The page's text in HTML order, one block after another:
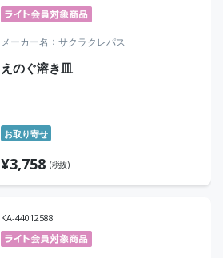
メーカー名 サクラクレパス
えのぐ溶き皿
お取り寄せ
¥3,758 (税抜)
KA-44012588